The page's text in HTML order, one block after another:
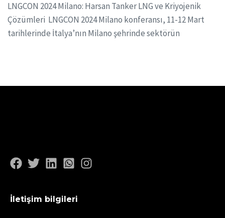
LNGCON 2024 Milano: Harsan Tanker LNG ve Kriyojenik
Çözümleri LNGCON 2024 Milano konferansı, 11-12 Mart
tarihlerinde İtalya’nın Milano şehrinde sektörün
İletişim bilgileri